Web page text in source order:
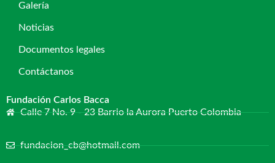
Galería
Noticias
Documentos legales
Contáctanos
Fundación Carlos Bacca
Calle 7 No. 9 - 23 Barrio la Aurora Puerto Colombia
fundacion_cb@hotmail.com